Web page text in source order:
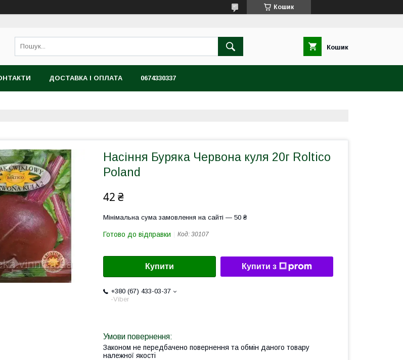
Кошик
Кошик
ДОСТАВКА І ОПЛАТА 0674330337
Насіння Буряка Червона куля 20г Roltico
Poland
42 ₴
Мінімальна сума замовлення на сайті — 50 ₴
Готово до відправки Код: 30107
Купити Купити з
+380 (67) 433-03-37
-Viber
Законом не передбачено повернення та обмін даного товару
належної якості